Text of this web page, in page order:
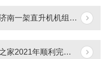
山东济南一架直升机机组彻夜未眠防治美国白蛾
飞机之家2021年顺利完成山东空中测绘作业